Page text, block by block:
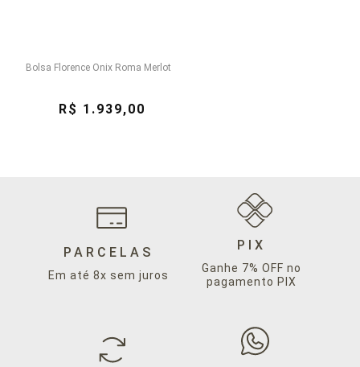
Bolsa Florence Onix Roma Merlot
R$ 1.939,00
PARCELAS
Em até 8x sem juros
PIX
Ganhe 7% OFF no
pagamento PIX